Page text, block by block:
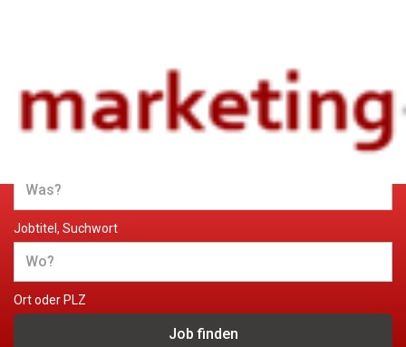
Jobs und Stellenangebote im
Marketing
Jobtitel, Suchwort
Ort oder PLZ